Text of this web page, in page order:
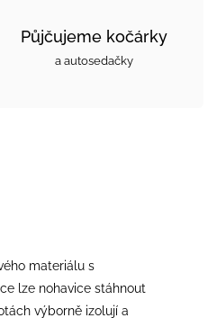
Půjčujeme kočárky
a autosedačky
materiálu s
lze nohavice stáhnout
výborně izolují a